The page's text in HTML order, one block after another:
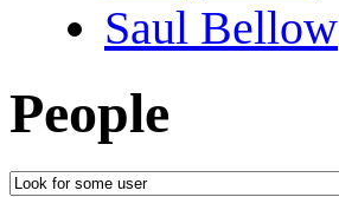
Saul Bellow
People